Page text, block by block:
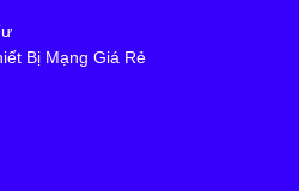
Bị Mạng Giá Rẻ